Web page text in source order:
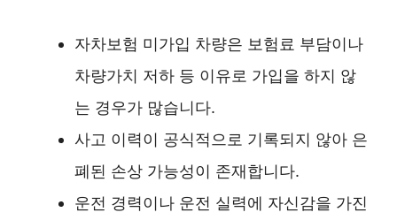
자차보험 미가입 차량은 보험료 부담이나
차량가치 저하 등 이유로 가입을 하지 않
는 경우가 많습니다.
사고 이력이 공식적으로 기록되지 않아 은
폐된 손상 가능성이 존재합니다.
운전 경력이나 운전 실력에 자신감을 가진